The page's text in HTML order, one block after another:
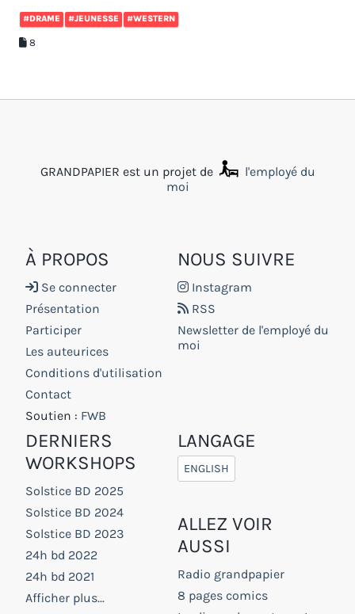
#DRAME #JEUNESSE #WESTERN
8
GRANDPAPIER est un projet de
l'employé du
moi
À PROPOS
Se connecter
Présentation
Participer
Les auteurices
Conditions d'utilisation
Contact
Soutien : FWB
NOUS SUIVRE
Instagram
RSS
Newsletter de l'employé du
moi
DERNIERS
WORKSHOPS
Solstice BD 2025
Solstice BD 2024
Solstice BD 2023
24h bd 2022
24h bd 2021
Afficher plus...
LANGAGE
ENGLISH
ALLEZ VOIR
AUSSI
Radio grandpapier
8 pages comics